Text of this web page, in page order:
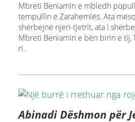
Mbreti Beniamin e mbledh
tempullin e Zarahemlës. Ata
shërbejnë njëri-tjetrit, ata i
Mbreti Beniamin e bën birin e tij,
ri.
Abinadi Dëshmon për